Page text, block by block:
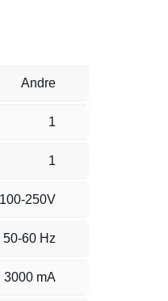
Andre
1
1
100-250V
50-60 Hz
3000 mA